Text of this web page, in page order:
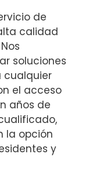
de
calidad
soluciones
cualquier
el acceso
años de
la opción
y